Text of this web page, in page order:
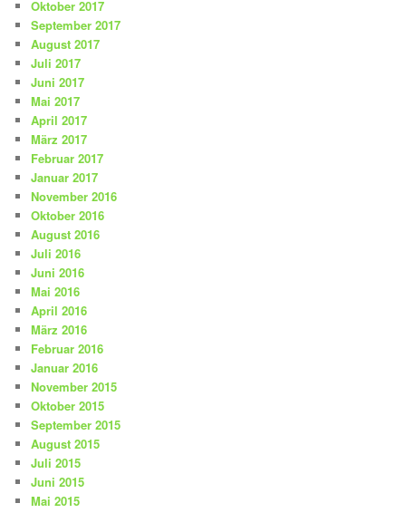
Oktober 2017
September 2017
August 2017
Juli 2017
Juni 2017
Mai 2017
April 2017
März 2017
Februar 2017
Januar 2017
November 2016
Oktober 2016
August 2016
Juli 2016
Juni 2016
Mai 2016
April 2016
März 2016
Februar 2016
Januar 2016
November 2015
Oktober 2015
September 2015
August 2015
Juli 2015
Juni 2015
Mai 2015